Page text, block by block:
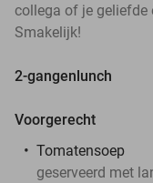
collega of je geliefde
Smakelijk!
2-gangenlunch
Voorgerecht
Tomatensoep
geserveerd met